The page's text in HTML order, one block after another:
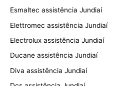
Esmaltec assistência Jundiaí
Elettromec assistência Jundiaí
Electrolux assistência Jundiaí
Ducane assistência Jundiaí
Diva assistência Jundiaí